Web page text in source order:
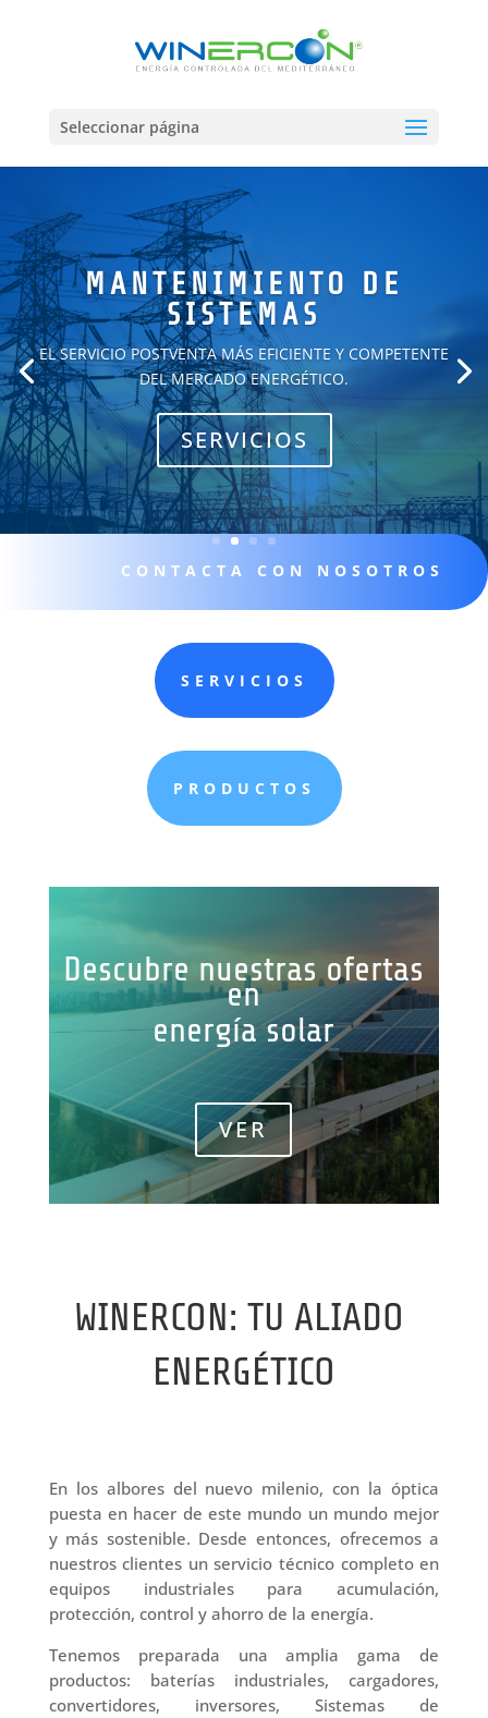
Seleccionar página
MANTENIMIENTO DE
SISTEMAS
EL SERVICIO POSTVENTA MÁS EFICIENTE Y COMPETENTE
DEL MERCADO ENERGÉTICO.
SERVICIOS
CONTACTA CON NOSOTROS
SERVICIOS
PRODUCTOS
Descubre nuestras ofertas
en
energía solar
VER
WINERCON: TU ALIADO
ENERGÉTICO
En los albores del nuevo milenio, con la óptica
puesta en hacer de este mundo un mundo mejor
y más sostenible. Desde entonces, ofrecemos a
nuestros clientes un servicio técnico completo en
equipos industriales para acumulación,
protección, control y ahorro de la energía.
Tenemos preparada una amplia gama de
productos: baterías industriales, cargadores,
convertidores, inversores, Sistemas de